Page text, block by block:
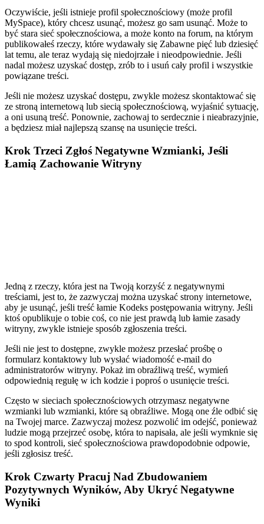
Oczywiście, jeśli istnieje profil społecznościowy (może profil
MySpace), który chcesz usunąć, możesz go sam usunąć. Może to
być stara sieć społecznościowa, a może konto na forum, na którym
publikowałeś rzeczy, które wydawały się Zabawne pięć lub dziesięć
lat temu, ale teraz wydają się niedojrzałe i nieodpowiednie. Jeśli
nadal możesz uzyskać dostęp, zrób to i usuń cały profil i wszystkie
powiązane treści.
Jeśli nie możesz uzyskać dostępu, zwykle możesz skontaktować się
ze stroną internetową lub siecią społecznościową, wyjaśnić sytuację,
a oni usuną treść. Ponownie, zachowaj to serdecznie i nieabrazyjnie,
a będziesz miał najlepszą szansę na usunięcie treści.
Krok Trzeci Zgłoś Negatywne Wzmianki, Jeśli
Łamią Zachowanie Witryny
Jedną z rzeczy, która jest na Twoją korzyść z negatywnymi
treściami, jest to, że zazwyczaj można uzyskać strony internetowe,
aby je usunąć, jeśli treść łamie Kodeks postępowania witryny. Jeśli
ktoś opublikuje o tobie coś, co nie jest prawdą lub łamie zasady
witryny, zwykle istnieje sposób zgłoszenia treści.
Jeśli nie jest to dostępne, zwykle możesz przesłać prośbę o
formularz kontaktowy lub wysłać wiadomość e-mail do
administratorów witryny. Pokaż im obraźliwą treść, wymień
odpowiednią regułę w ich kodzie i poproś o usunięcie treści.
Często w sieciach społecznościowych otrzymasz negatywne
wzmianki lub wzmianki, które są obraźliwe. Mogą one źle odbić się
na Twojej marce. Zazwyczaj możesz pozwolić im odejść, ponieważ
ludzie mogą przejrzeć osobę, która to napisała, ale jeśli wymknie się
to spod kontroli, sieć społecznościowa prawdopodobnie odpowie,
jeśli zgłosisz treść.
Krok Czwarty Pracuj Nad Zbudowaniem
Pozytywnych Wyników, Aby Ukryć Negatywne
Wyniki